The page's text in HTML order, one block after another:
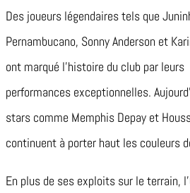
Des joueurs légendaires tels que
Pernambucano, Sonny Anderson et
ont marqué l’histoire du club par leurs
performances exceptionnelles.
stars comme Memphis Depay et
continuent à porter haut les couleurs
En plus de ses exploits sur le terrain,